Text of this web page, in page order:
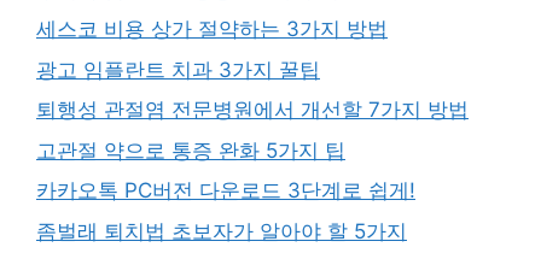
세스코 비용 상가 절약하는 3가지 방법
광고 임플란트 치과 3가지 꿀팁
퇴행성 관절염 전문병원에서 개선할 7가지 방법
고관절 약으로 통증 완화 5가지 팁
카카오톡 PC버전 다운로드 3단계로 쉽게!
좀벌래 퇴치법 초보자가 알아야 할 5가지